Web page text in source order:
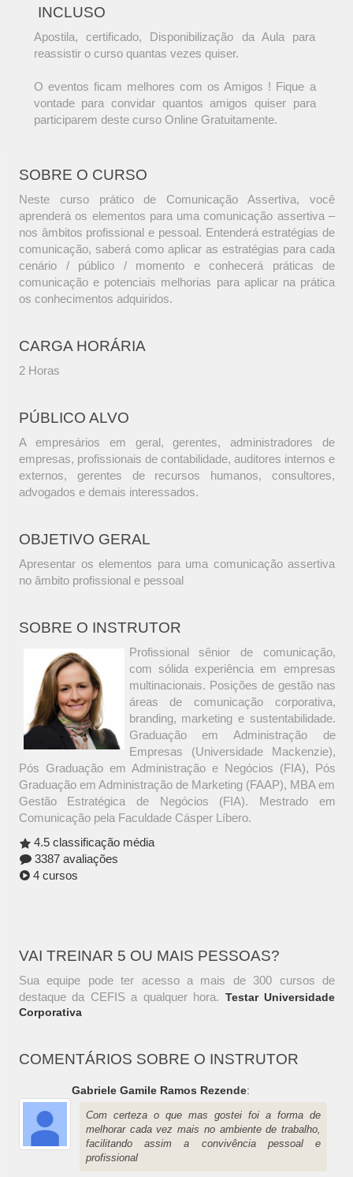
INCLUSO
Apostila, certificado, Disponibilização da Aula para
reassistir o curso quantas vezes quiser.
O eventos ficam melhores com os Amigos ! Fique a
vontade para convidar quantos amigos quiser para
participarem deste curso Online Gratuitamente.
SOBRE O CURSO
Neste curso prático de Comunicação Assertiva, você
aprenderá os elementos para uma comunicação assertiva –
nos âmbitos profissional e pessoal. Entenderá estratégias de
comunicação, saberá como aplicar as estratégias para cada
cenário / público / momento e conhecerá práticas de
comunicação e potenciais melhorias para aplicar na prática
os conhecimentos adquiridos.
CARGA HORÁRIA
2 Horas
PÚBLICO ALVO
A empresários em geral, gerentes, administradores de
empresas, profissionais de contabilidade, auditores internos e
externos, gerentes de recursos humanos, consultores,
advogados e demais interessados.
OBJETIVO GERAL
Apresentar os elementos para uma comunicação assertiva
no âmbito profissional e pessoal
SOBRE O INSTRUTOR
Profissional sênior de comunicação,
com sólida experiência em empresas
multinacionais. Posições de gestão nas
áreas de comunicação corporativa,
branding, marketing e sustentabilidade.
Graduação em Administração de
Empresas (Universidade Mackenzie),
Pós Graduação em Administração e Negócios (FIA), Pós
Graduação em Administração de Marketing (FAAP), MBA em
Gestão Estratégica de Negócios (FIA). Mestrado em
Comunicação pela Faculdade Cásper Líbero.
4.5 classificação média
3387 avaliações
4 cursos
VAI TREINAR 5 OU MAIS PESSOAS?
Sua equipe pode ter acesso a mais de 300 cursos de
destaque da CEFIS a qualquer hora. Testar Universidade
Corporativa
COMENTÁRIOS SOBRE O INSTRUTOR
Gabriele Gamile Ramos Rezende:
Com certeza o que mas gostei foi a forma de
melhorar cada vez mais no ambiente de trabalho,
facilitando assim a convivência pessoal e
profissional